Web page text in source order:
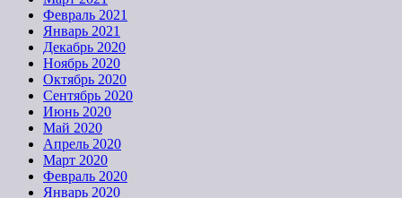
Февраль 2021
Январь 2021
Декабрь 2020
Ноябрь 2020
Октябрь 2020
Сентябрь 2020
Июнь 2020
Май 2020
Апрель 2020
Март 2020
Февраль 2020
Январь 2020